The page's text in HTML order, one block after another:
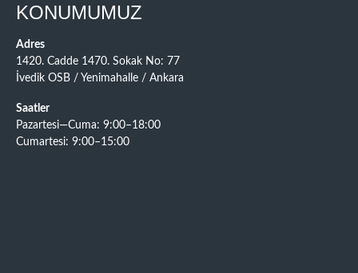
KONUMUMUZ
Adres
1420. Cadde 1470. Sokak No: 77
İvedik OSB / Yenimahalle / Ankara
Saatler
Pazartesi—Cuma: 9:00–18:00
Cumartesi: 9:00–15:00